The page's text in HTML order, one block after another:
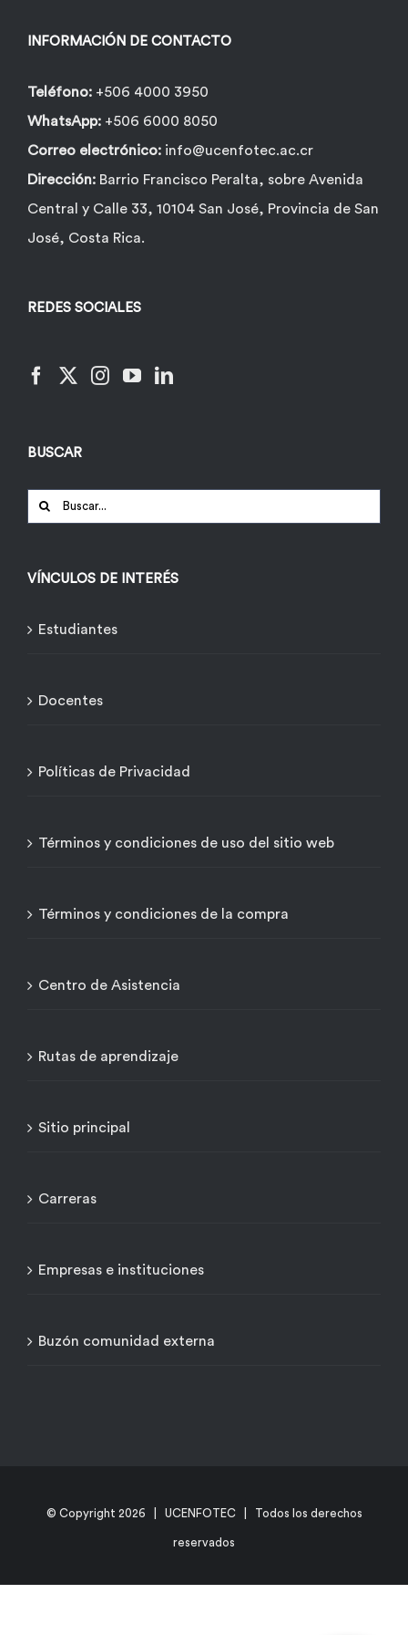
de
producto
INFORMACIÓN DE CONTACTO
Teléfono: +506 4000 3950
WhatsApp: +506 6000 8050
Correo electrónico: info@ucenfotec.ac.cr
Dirección: Barrio Francisco Peralta, sobre Avenida
Central y Calle 33, 10104 San José, Provincia de San
José, Costa Rica.
REDES SOCIALES
BUSCAR
Buscar:
VÍNCULOS DE INTERÉS
Estudiantes
Docentes
Políticas de Privacidad
Términos y condiciones de uso del sitio web
Términos y condiciones de la compra
Centro de Asistencia
Rutas de aprendizaje
Sitio principal
Carreras
Empresas e instituciones
Buzón comunidad externa
© Copyright 2026 | UCENFOTEC | Todos los derechos
reservados